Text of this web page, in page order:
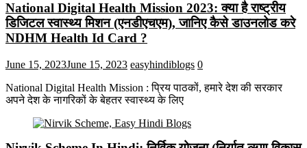
National Digital Health Mission 2023: क्या है राष्ट्रीय
डिजिटल स्वास्थ्य मिशन (एनडीएचएम), जानिए कैसे डाउनलोड करे
NDHM Health Id Card ?
June 15, 2023June 15, 2023 easyhindiblogs 0
National Digital Health Mission : प्रिय पाठकों, हमारे देश की सरकार
अपने देश के नागरिकों के बेहतर स्वास्थ्य के लिए